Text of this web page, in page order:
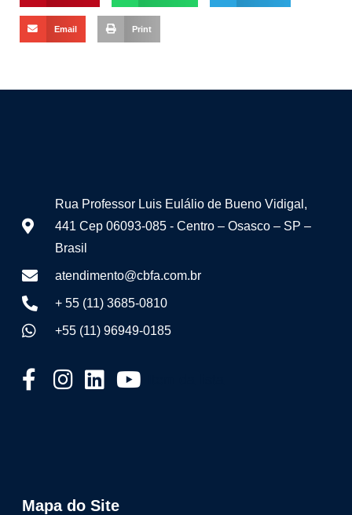
Email Print
Rua Professor Luis Eulálio de Bueno Vidigal,
441 Cep 06093-085 - Centro – Osasco – SP –
Brasil
atendimento@cbfa.com.br
+ 55 (11) 3685-0810
+55 (11) 96949-0185
Mapa do Site